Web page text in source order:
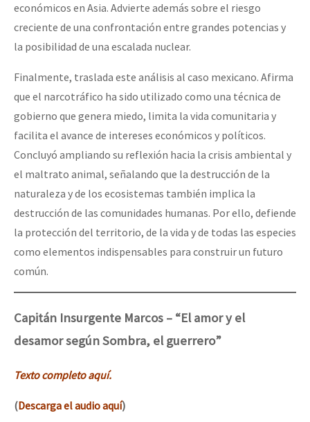
económicos en Asia. Advierte además sobre el riesgo
creciente de una confrontación entre grandes potencias y
la posibilidad de una escalada nuclear.
Finalmente, traslada este análisis al caso mexicano. Afirma
que el narcotráfico ha sido utilizado como una técnica de
gobierno que genera miedo, limita la vida comunitaria y
facilita el avance de intereses económicos y políticos.
Concluyó ampliando su reflexión hacia la crisis ambiental y
el maltrato animal, señalando que la destrucción de la
naturaleza y de los ecosistemas también implica la
destrucción de las comunidades humanas. Por ello, defiende
la protección del territorio, de la vida y de todas las especies
como elementos indispensables para construir un futuro
común.
Capitán Insurgente Marcos – “El amor y el
desamor según Sombra, el guerrero”
Texto completo aquí.
(Descarga el audio aquí)